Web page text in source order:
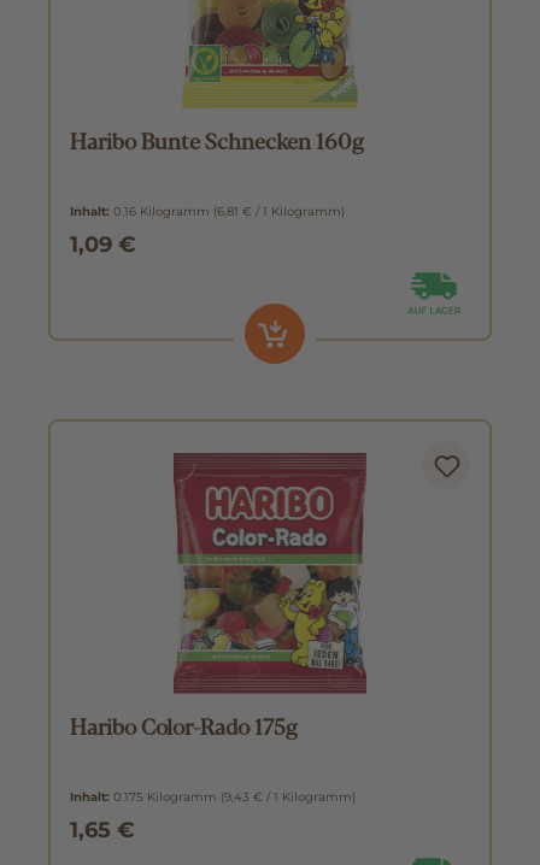
Haribo Bunte Schnecken 160g
Inhalt: 0.16 Kilogramm (6,81 € / 1 Kilogramm)
1,09 €
Haribo Color-Rado 175g
Inhalt: 0.175 Kilogramm (9,43 € / 1 Kilogramm)
1,65 €